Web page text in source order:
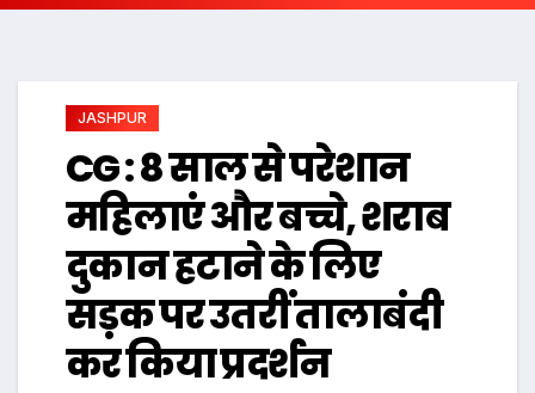
JASHPUR
CG : 8 साल से परेशान
महिलाएं और बच्चे, शराब
दुकान हटाने के लिए
सड़क पर उतरीं तालाबंदी
कर किया प्रदर्शन